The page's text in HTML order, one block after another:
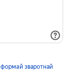
формай зваротнай